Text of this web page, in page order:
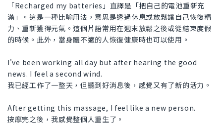
「Recharged my batteries」直譯是「把自己的電池重新充
滿」。這是一種比喻用法，意思是透過休息或放鬆讓自己恢復精
力、重新獲得元氣。這個片語常用在週末放鬆之後或從結束度假
的時候。此外，當身體不適的人恢復健康時也可以使用。
I've been working all day but after hearing the good
news. I feel a second wind.
我已經工作了一整天，但聽到好消息後，感覺又有了新的活力。
After getting this massage, I feel like a new person.
按摩完之後，我感覺整個人重生了。